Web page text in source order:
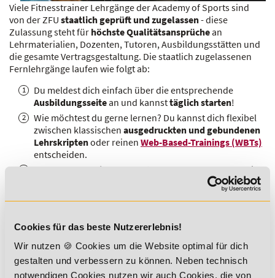
Cookies für das beste Nutzererlebnis!
Wir nutzen 🍪 Cookies um die Website optimal für dich
gestalten und verbessern zu können. Neben technisch
notwendigen Cookies nutzen wir auch Cookies, die von
Viele Fitnesstrainer Lehrgänge der Academy of Sports sind
von der ZFU staatlich geprüft und zugelassen- diese
Zulassung steht für höchste Qualitätsansprüchean
Lehrmaterialien, Dozenten, Tutoren, Ausbildungsstätten und
die gesamte Vertragsgestaltung. Die staatlich zugelassenen
Fernlehrgänge laufen wie folgt ab:
Du meldest dich einfach über die entsprechende
Ausbildungsseitean und kannsttäglich starten!
Wie möchtest du gerne lernen? Du kannst dich flexibel
zwischen klassischen ausgedruckten und gebundenen
Lehrskriptenoder reinen Web-Based-Trainings (WBTs)
entscheiden.
Start sofort? Kein Problem!
Du hast umgehend Zugriff
auf deine ersten Lehrmaterialien und kannst dich im
unterstützt von Online-Vorlesungen und unseren
Tutoren die Inhalte - und das zeitlich komplett flexibel!
Anschließend steht deinePräsenzphasean. An unseren
bundesweiten Ausbildungsstättenkannst du dich über
den Online-Campus zu einemTermin in deiner Region